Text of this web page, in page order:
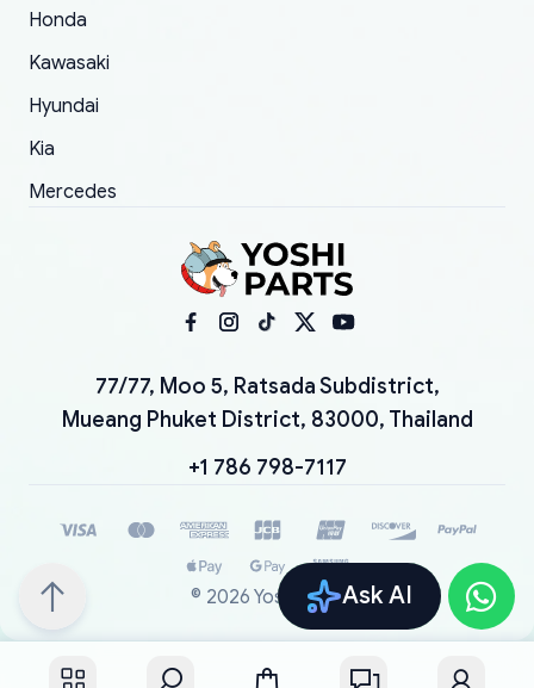
Ask AI
Honda
Kawasaki
Hyundai
Kia
Mercedes
77/77, Moo 5, Ratsada Subdistrict,
Mueang Phuket District, 83000, Thailand
+1 786 798-7117
© 2026 YoshiParts